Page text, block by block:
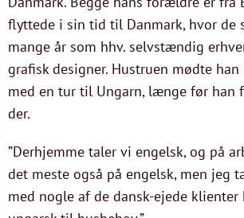
flyttede i sin tid til Danmark, hvor de
mange år som hhv. selvstændig
grafisk designer. Hustruen mødte
med en tur til Ungarn, længe før han
der.
”Derhjemme taler vi engelsk, og på
det meste også på engelsk, men jeg
med nogle af de dansk-ejede klienter